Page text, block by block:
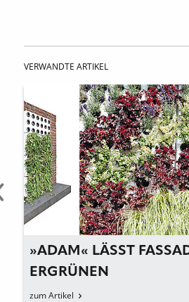
VERWANDTE ARTIKEL
»ADAM« LÄSST FASSADEN
ERGRÜNEN
zum Artikel